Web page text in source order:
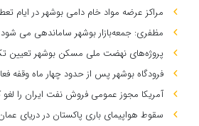
مراکز عرضه مواد خام دامی بوشهر در ایام
مظفری: جمعه‌بازار بوشهر ساماندهی می‌ شود
پروژه‌های نهضت ملی مسکن بوشهر تعیین
فرودگاه بوشهر پس از حدود چهار ماه وقفه
آمریکا مجوز عمومی فروش نفت ایران را لغو
سقوط هواپیمای باری پاکستان در دریای